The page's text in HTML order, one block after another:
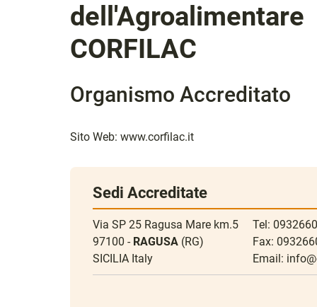
dell'Agroalimentare
CORFILAC
Organismo Accreditato
Sito Web: www.corfilac.it
Sedi Accreditate
Via SP 25 Ragusa Mare km.5
97100 - RAGUSA (RG)
SICILIA Italy
Tel:
Fax:
Email: